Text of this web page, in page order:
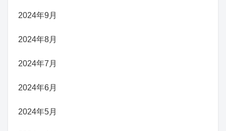
2024年9月
2024年8月
2024年7月
2024年6月
2024年5月